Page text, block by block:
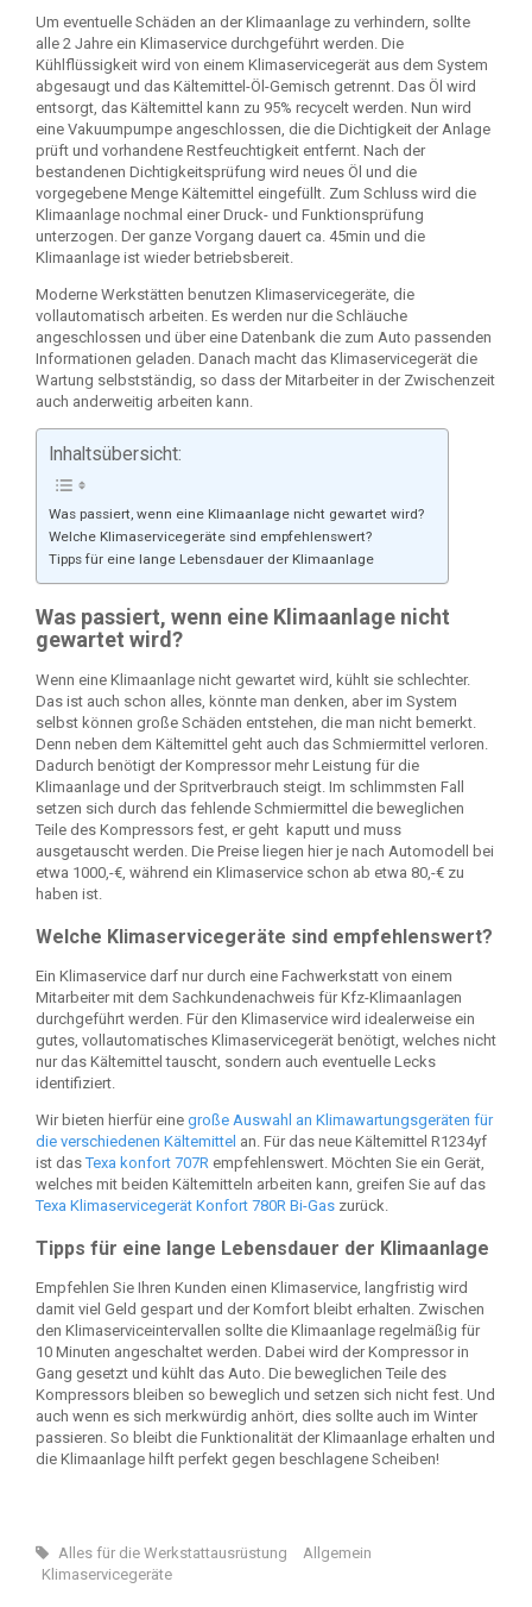
Um eventuelle Schäden an der Klimaanlage zu verhindern, sollte
alle 2 Jahre ein Klimaservice durchgeführt werden. Die
Kühlflüssigkeit wird von einem Klimaservicegerät aus dem System
abgesaugt und das Kältemittel-Öl-Gemisch getrennt. Das Öl wird
entsorgt, das Kältemittel kann zu 95% recycelt werden. Nun wird
eine Vakuumpumpe angeschlossen, die die Dichtigkeit der Anlage
prüft und vorhandene Restfeuchtigkeit entfernt. Nach der
bestandenen Dichtigkeitsprüfung wird neues Öl und die
vorgegebene Menge Kältemittel eingefüllt. Zum Schluss wird die
Klimaanlage nochmal einer Druck- und Funktionsprüfung
unterzogen. Der ganze Vorgang dauert ca. 45min und die
Klimaanlage ist wieder betriebsbereit.
Moderne Werkstätten benutzen Klimaservicegeräte, die
vollautomatisch arbeiten. Es werden nur die Schläuche
angeschlossen und über eine Datenbank die zum Auto passenden
Informationen geladen. Danach macht das Klimaservicegerät die
Wartung selbstständig, so dass der Mitarbeiter in der Zwischenzeit
auch anderweitig arbeiten kann.
Inhaltsübersicht:
Was passiert, wenn eine Klimaanlage nicht gewartet wird?
Welche Klimaservicegeräte sind empfehlenswert?
Tipps für eine lange Lebensdauer der Klimaanlage
Was passiert, wenn eine Klimaanlage nicht
gewartet wird?
Wenn eine Klimaanlage nicht gewartet wird, kühlt sie schlechter.
Das ist auch schon alles, könnte man denken, aber im System
selbst können große Schäden entstehen, die man nicht bemerkt.
Denn neben dem Kältemittel geht auch das Schmiermittel verloren.
Dadurch benötigt der Kompressor mehr Leistung für die
Klimaanlage und der Spritverbrauch steigt. Im schlimmsten Fall
setzen sich durch das fehlende Schmiermittel die beweglichen
Teile des Kompressors fest, er geht kaputt und muss
ausgetauscht werden. Die Preise liegen hier je nach Automodell bei
etwa 1000,-€, während ein Klimaservice schon ab etwa 80,-€ zu
haben ist.
Welche Klimaservicegeräte sind empfehlenswert?
Ein Klimaservice darf nur durch eine Fachwerkstatt von einem
Mitarbeiter mit dem Sachkundenachweis für Kfz-Klimaanlagen
durchgeführt werden. Für den Klimaservice wird idealerweise ein
gutes, vollautomatisches Klimaservicegerät benötigt, welches nicht
nur das Kältemittel tauscht, sondern auch eventuelle Lecks
identifiziert.
Wir bieten hierfür eine große Auswahl an Klimawartungsgeräten für
die verschiedenen Kältemittel an. Für das neue Kältemittel R1234yf
ist dasTexa konfort 707R empfehlenswert. Möchten Sie ein Gerät,
welches mit beiden Kältemitteln arbeiten kann, greifen Sie auf das
Texa Klimaservicegerät Konfort 780R Bi-Gas zurück.
Tipps für eine lange Lebensdauer der Klimaanlage
Empfehlen Sie Ihren Kunden einen Klimaservice, langfristig wird
damit viel Geld gespart und der Komfort bleibt erhalten. Zwischen
den Klimaserviceintervallen sollte die Klimaanlage regelmäßig für
10 Minuten angeschaltet werden. Dabei wird der Kompressor in
Gang gesetzt und kühlt das Auto. Die beweglichen Teile des
Kompressors bleiben so beweglich und setzen sich nicht fest. Und
auch wenn es sich merkwürdig anhört, dies sollte auch im Winter
passieren. So bleibt die Funktionalität der Klimaanlage erhalten und
die Klimaanlage hilft perfekt gegen beschlagene Scheiben!
Alles für die Werkstattausrüstung
Allgemein
Klimaservicegeräte